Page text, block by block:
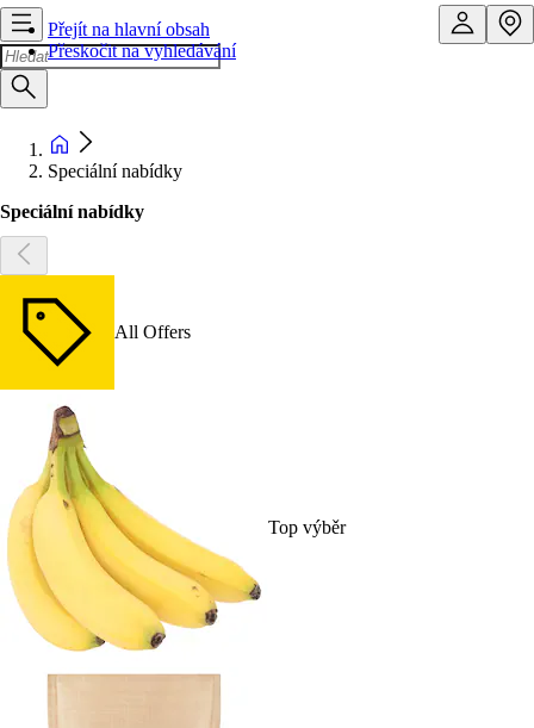
Přejít na hlavní obsah
Přeskočit na vyhledávání
Speciální nabídky
Speciální nabídky
All Offers
Top výběr